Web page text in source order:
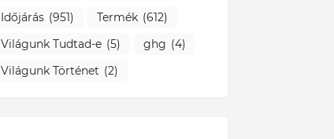
Időjárás (951) Termék (612)
Világunk Tudtad-e (5) ghg (4)
Világunk Történet (2)